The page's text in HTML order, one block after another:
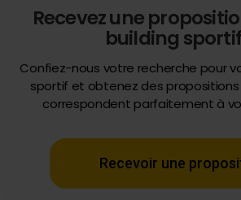
Recevez une
building
Confiez-nous votre recherche pour
sportif et obtenez des
correspondent parfaitement à
Recevoir une